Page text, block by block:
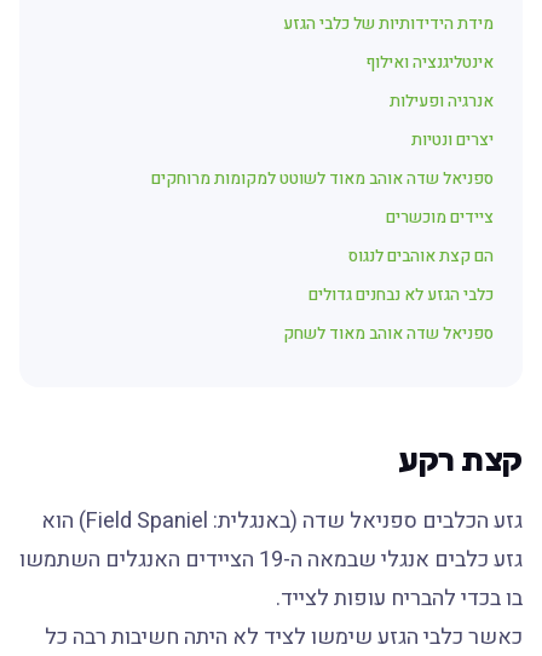
מידת הידידותיות של כלבי הגזע
אינטליגנציה ואילוף
אנרגיה ופעילות
יצרים ונטיות
ספניאל שדה אוהב מאוד לשוטט למקומות מרוחקים
ציידים מוכשרים
הם קצת אוהבים לנגוס
כלבי הגזע לא נבחנים גדולים
ספניאל שדה אוהב מאוד לשחק
קצת רקע
גזע הכלבים ספניאל שדה (באנגלית: Field Spaniel) הוא
גזע כלבים אנגלי שבמאה ה-19 הציידים האנגלים השתמשו
בו בכדי להבריח עופות לצייד.
כאשר כלבי הגזע שימשו לציד לא היתה חשיבות רבה כל